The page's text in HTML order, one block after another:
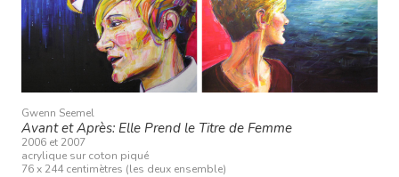
Gwenn Seemel
Avant et Après: Elle Prend le Titre de Femme
2006 et 2007
acrylique sur coton piqué
76 x 244 centimètres (les deux ensemble)